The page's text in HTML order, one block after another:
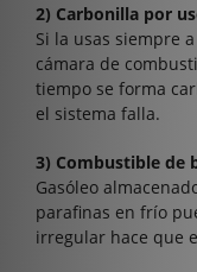
2) Carbonilla por
Si la usas siempre
cámara de
tiempo se forma
el sistema falla.
3) Combustible de
Gasóleo
parafinas en frío
irregular hace que